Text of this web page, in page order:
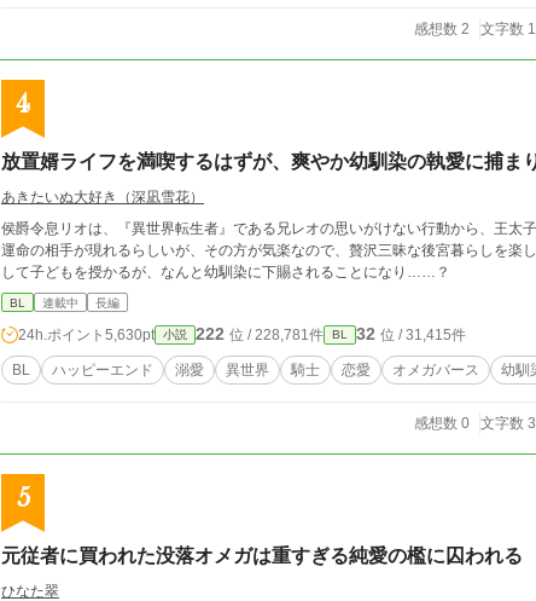
感想数 2 文字数
4
放置婿ライフを満喫するはずが、爽やか幼馴染の執愛に捕ま
あきたいぬ大好き（深凪雪花）
侯爵令息リオは、『異世界転生者』である兄レオの思いがけない行動から、王太
運命の相手が現れるらしいが、その方が気楽なので、贅沢三昧な後宮暮らしを楽
して子どもを授かるが、なんと幼馴染に下賜されることになり……？
BL 連載中 長編
24h.ポイント 5,630pt 小説 222 位 / 228,781件 BL 32 位 / 31,415件
BL ハッピーエンド 溺愛 異世界 騎士 恋愛 オメガバース 幼馴
感想数 0 文字数
5
元従者に買われた没落オメガは重すぎる純愛の檻に囚われる
ひなた翠